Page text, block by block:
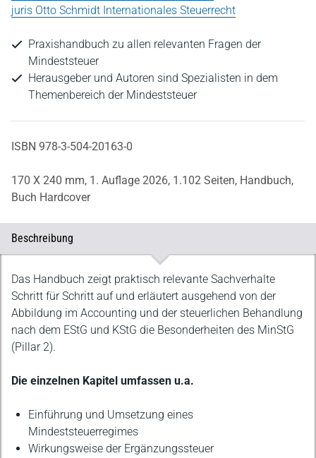
juris Otto Schmidt Internationales Steuerrecht
Praxishandbuch zu allen relevanten Fragen der
Mindeststeuer
Herausgeber und Autoren sind Spezialisten in dem
Themenbereich der Mindeststeuer
ISBN 978-3-504-20163-0
170 X 240 mm, 1. Auflage 2026, 1.102 Seiten, Handbuch,
Buch Hardcover
Beschreibung
Beschreibung
Das Handbuch zeigt praktisch relevante Sachverhalte
Schritt für Schritt auf und erläutert ausgehend von der
Abbildung im Accounting und der steuerlichen Behandlung
nach dem EStG und KStG die Besonderheiten des MinStG
(Pillar 2).
Die einzelnen Kapitel umfassen u.a.
Einführung und Umsetzung eines
Mindeststeuerregimes
Wirkungsweise der Ergänzungssteuer